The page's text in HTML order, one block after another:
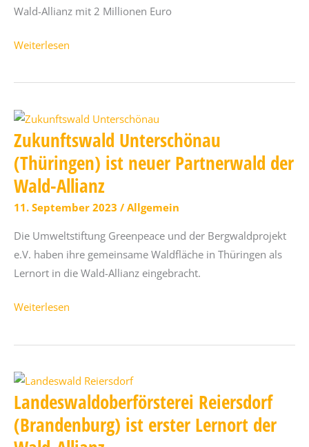
Wald-Allianz mit 2 Millionen Euro
Gesunder
für
gutes
Leben:
Deutsche
Postcode
Lotterie
unterstützt
die
naturnahe
Waldnutzung
Weiterlesen
Zukunftswald Unterschönau
(Thüringen) ist neuer Partnerwald der
Wald-Allianz
11. September 2023 / Allgemein
Die Umweltstiftung Greenpeace und der Bergwaldprojekt
e.V. haben ihre gemeinsame Waldfläche in Thüringen als
Lernort in die Wald-Allianz eingebracht.
Zukunftswald
(Thüringen)
neuer
Partnerwald
der
Wald-
Weiterlesen
Landeswaldoberförsterei Reiersdorf
(Brandenburg) ist erster Lernort der